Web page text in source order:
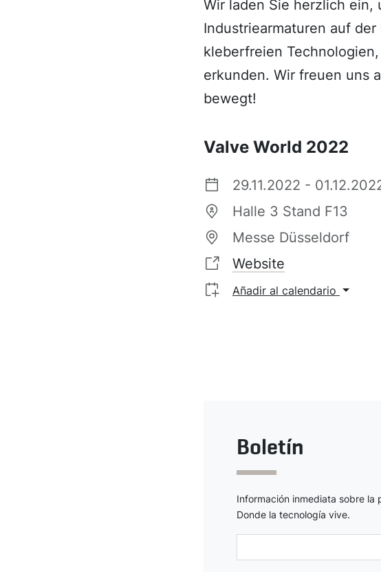
Wir laden Sie herzlich ein,
Industriearmaturen auf
kleberfreien
erkunden. Wir freuen uns
bewegt!
Valve World 2022
29.11.2022 -
Halle 3 Stand F13
Messe Düsseldorf
Website
Añadir al calendario
Boletín
Información inmediata sobre la
Donde la tecnología vive.